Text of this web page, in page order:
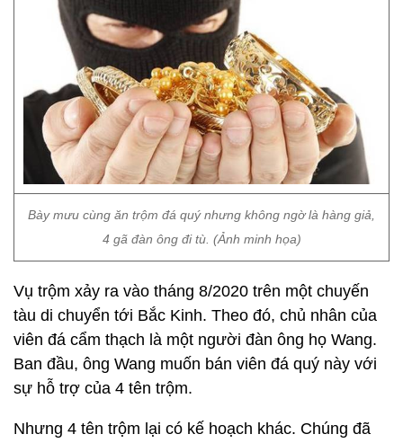
Bày mưu cùng ăn trộm đá quý nhưng không ngờ là hàng giả,
4 gã đàn ông đi tù. (Ảnh minh họa)
Vụ trộm xảy ra vào tháng 8/2020 trên một chuyến
tàu di chuyển tới Bắc Kinh. Theo đó, chủ nhân của
viên đá cẩm thạch là một người đàn ông họ Wang.
Ban đầu, ông Wang muốn bán viên đá quý này với
sự hỗ trợ của 4 tên trộm.
Nhưng 4 tên trộm lại có kế hoạch khác. Chúng đã